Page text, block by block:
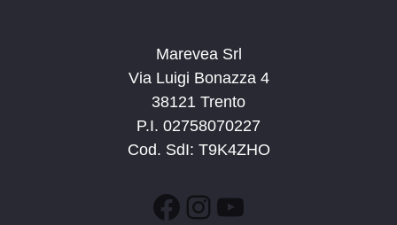
Marevea Srl
Via Luigi Bonazza 4
38121 Trento
P.I. 02758070227
Cod. SdI: T9K4ZHO
Facebook
Instagram
YouTube